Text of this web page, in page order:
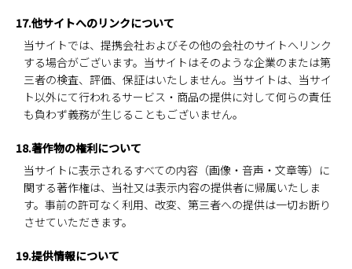
17.他サイトへのリンクについて
当サイトでは、提携会社およびその他の会社のサイトへリンク
する場合がございます。当サイトはそのような企業のまたは第
三者の検査、評価、保証はいたしません。当サイトは、当サイ
ト以外にて行われるサービス・商品の提供に対して何らの責任
も負わず義務が生じることもございません。
18.著作物の権利について
当サイトに表示されるすべての内容（画像・音声・文章等）に
関する著作権は、当社又は表示内容の提供者に帰属いたしま
す。事前の許可なく利用、改変、第三者への提供は一切お断り
させていただきます。
19.提供情報について